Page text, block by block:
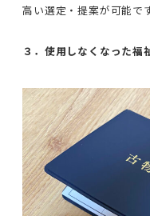
高い選定・提案が可能です
３．使用しなくなった福